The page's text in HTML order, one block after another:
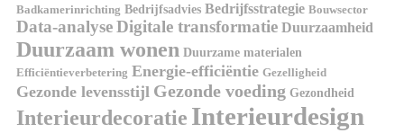
Badkamerinrichting Bedrijfsadvies Bedrijfsstrategie Bouwsector
Data-analyseDigitale transformatie Duurzaamheid
Duurzaam wonen Duurzame materialen
Efficiëntieverbetering Energie-efficiëntie Gezelligheid
Gezonde levensstijl Gezonde voeding Gezondheid
Interieurdecoratie Interieurdesign